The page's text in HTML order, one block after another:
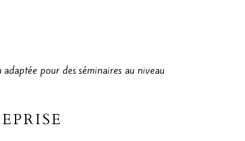
pour des séminaires au niveau